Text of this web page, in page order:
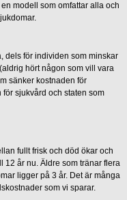
modell som omfattar alla och
dels för individen som minskar
hört någon som vill vara
sänker kostnaden för
sjukvård och staten som
fullt frisk och död ökar och
12 år nu. Äldre som tränar flera
ligger på 3 år. Det är många
som vi sparar.